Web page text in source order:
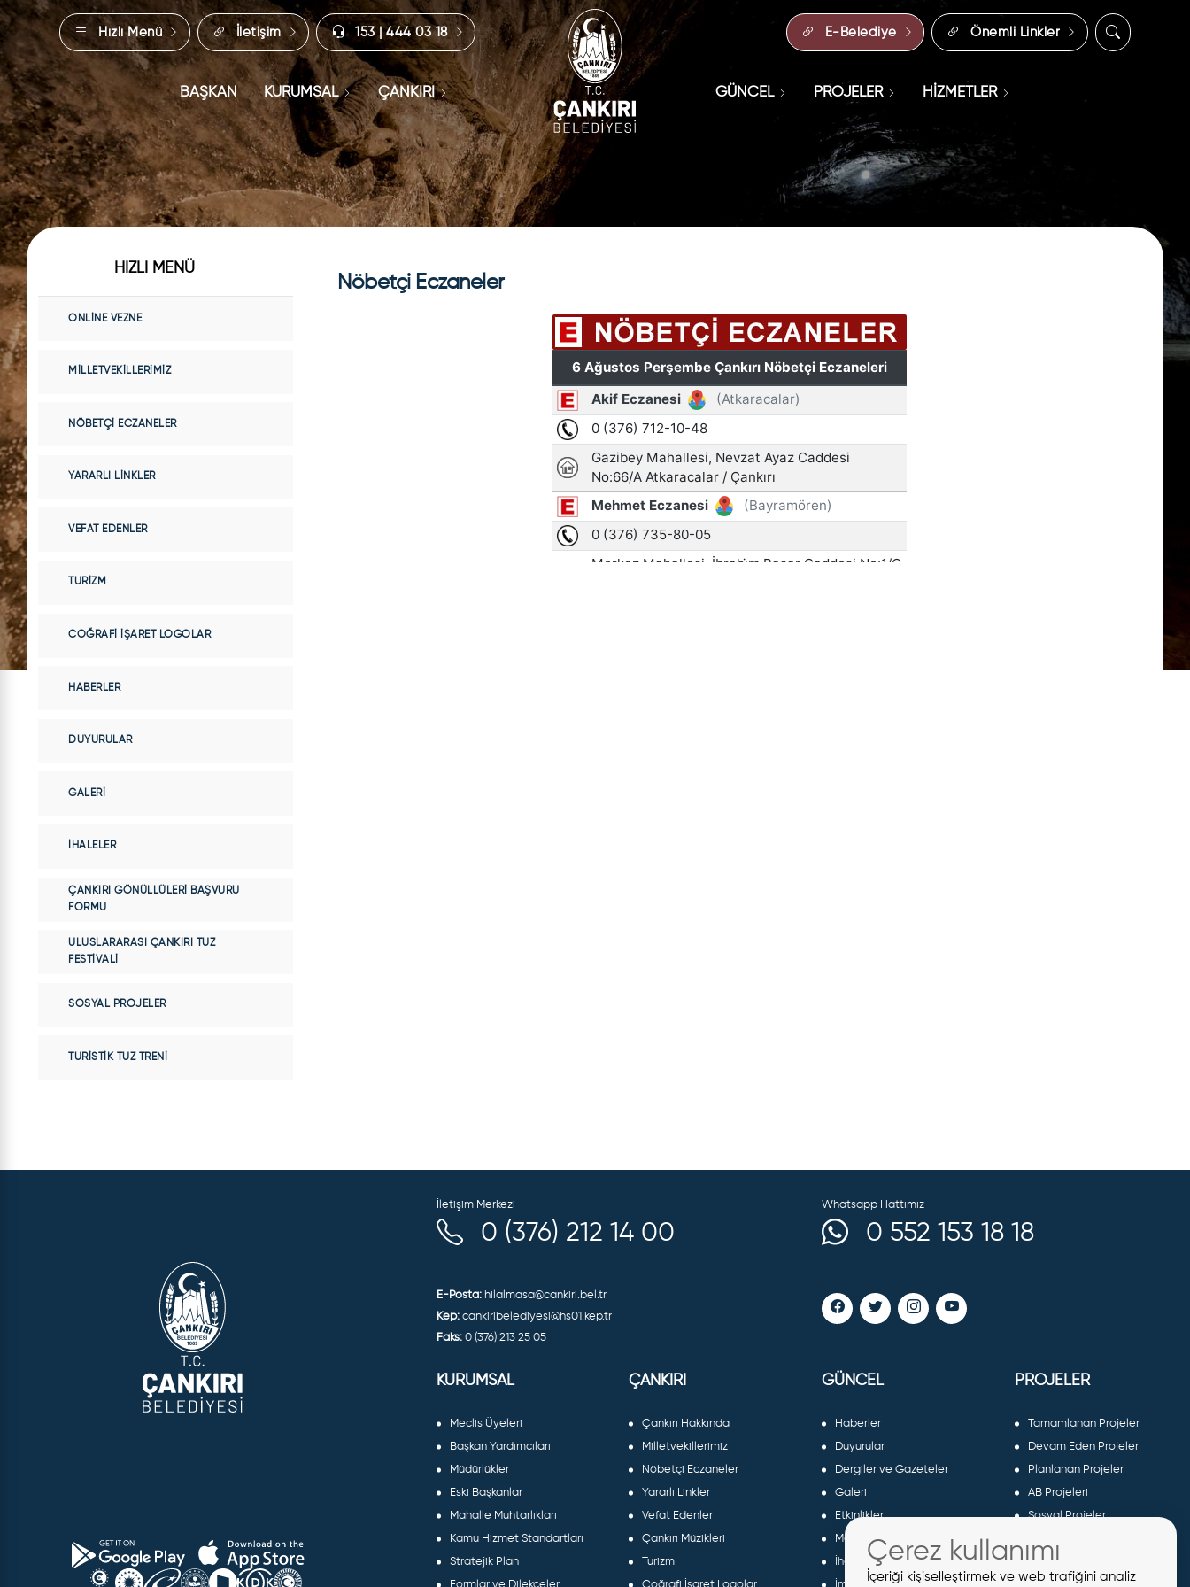
Hızlı Menü İletişim 153 | 444 03 18 E-Belediye Önemli Linkler
BAŞKAN KURUMSAL ÇANKIRI GÜNCEL PROJELER HİZMETLER
Nöbetçi Eczaneler
HIZLI MENÜ
ONLINE VEZNE
MILLETVEKILLERIMIZ
NÖBETÇI ECZANELER
YARARLI LINKLER
VEFAT EDENLER
TURIZM
COĞRAFI İŞARET LOGOLAR
HABERLER
DUYURULAR
GALERI
İHALELER
ÇANKIRI GÖNÜLLÜLERI BAŞVURU
FORMU
ULUSLARARASI ÇANKIRI TUZ
FESTIVALI
SOSYAL PROJELER
TURISTIK TUZ TRENI
İletişim Merkezi
0 (376) 212 14 00
Whatsapp Hattımız
0 552 153 18 18
E-Posta: hilalmasa@cankiri.bel.tr
Kep: cankiribelediyesi@hs01.kep.tr
Faks: 0 (376) 213 25 05
KURUMSAL
Meclis Üyeleri
Başkan Yardımcıları
Müdürlükler
Eski Başkanlar
Mahalle Muhtarlıkları
Kamu Hizmet Standartları
Stratejik Plan
ÇANKIRI
Çankırı Hakkında
Milletvekillerimiz
Nöbetçi Eczaneler
Yararlı Linkler
Vefat Edenler
Çankırı Müzikleri
Turizm
GÜNCEL
Haberler
Duyurular
Dergiler ve Gazeteler
Galeri
Etkinlikler
Meclis Kararları
İhaleler
PROJELER
Tamamlanan Projeler
Devam Eden Projeler
Planlanan Projeler
AB Projeleri
Sosyal Projeler
Çerez kullanımı
İçeriği kişiselleştirmek ve web trafiğini analiz